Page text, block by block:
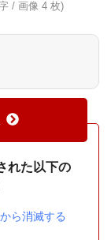
/ 画像 4 枚)
れた以下の
ら消滅する